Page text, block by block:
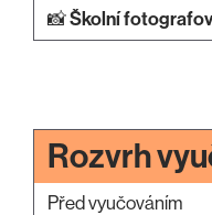
📸Školní
Rozvrh
Před vyučováním